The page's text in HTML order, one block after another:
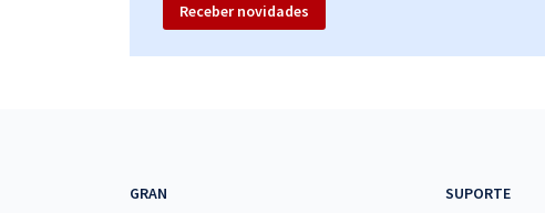
Receber novidades
GRAN
SUPORTE